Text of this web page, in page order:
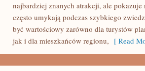
najbardziej znanych atrakcji, ale
często umykają podczas szybkiego
być wartościowy zarówno dla turystów
jak i dla mieszkańców regionu, [ Read